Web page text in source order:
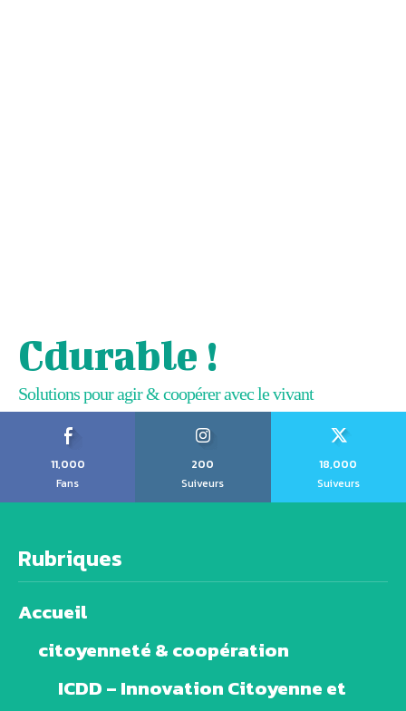
Cdurable !
Solutions pour agir & coopérer avec le vivant
11,000
Fans
200
Suiveurs
18,000
Suiveurs
Rubriques
Accueil
citoyenneté & coopération
ICDD – Innovation Citoyenne et